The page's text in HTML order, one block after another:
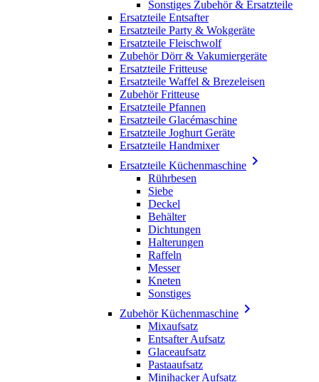
Sonstiges Zubehör & Ersatzteile
Ersatzteile Entsafter
Ersatzteile Party & Wokgeräte
Ersatzteile Fleischwolf
Zubehör Dörr & Vakumiergeräte
Ersatzteile Fritteuse
Ersatzteile Waffel & Brezeleisen
Zubehör Fritteuse
Ersatzteile Pfannen
Ersatzteile Glacémaschine
Ersatzteile Joghurt Geräte
Ersatzteile Handmixer
Ersatzteile Küchenmaschine 
Rührbesen
Siebe
Deckel
Behälter
Dichtungen
Halterungen
Raffeln
Messer
Kneten
Sonstiges
Zubehör Küchenmaschine 
Mixaufsatz
Entsafter Aufsatz
Glaceaufsatz
Pastaaufsatz
Minihacker Aufsatz